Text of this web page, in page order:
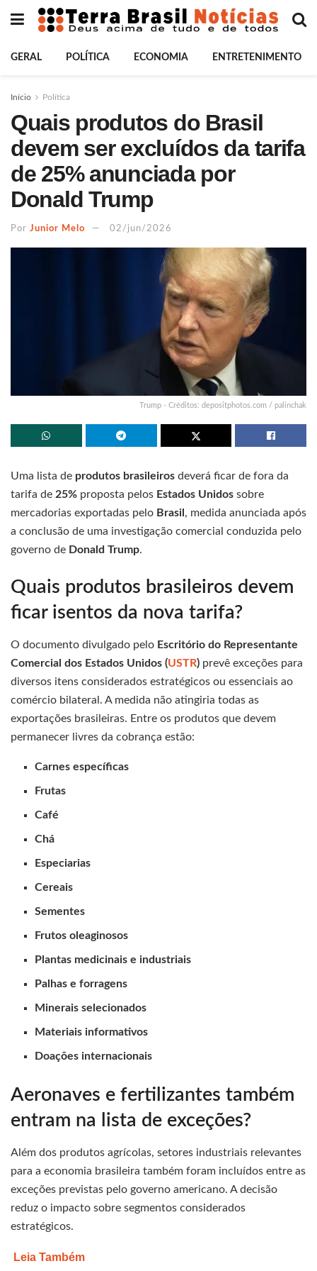
GERAL POLÍTICA ECONOMIA ENTRETENIMENTO
Início Política
Quais produtos do Brasil
devem ser excluídos da tarifa
de 25% anunciada por
Donald Trump
Por Junior Melo 02/jun/2026
Trump - Créditos: depositphotos.com / palinchak
Uma lista de produtos brasileiros deverá ficar de fora da
tarifa de 25% proposta pelos Estados Unidos sobre
mercadorias exportadas pelo Brasil , medida anunciada após
a conclusão de uma investigação comercial conduzida pelo
governo de Donald Trump.
Quais produtos brasileiros devem
ficar isentos da nova tarifa?
O documento divulgado pelo Escritório do Representante
Comercial dos Estados Unidos (USTR) prevê exceções para
diversos itens considerados estratégicos ou essenciais ao
comércio bilateral. A medida não atingiria todas as
exportações brasileiras. Entre os produtos que devem
permanecer livres da cobrança estão:
Carnes específicas
Frutas
Café
Chá
Especiarias
Cereais
Sementes
Frutos oleaginosos
Plantas medicinais e industriais
Palhas e forragens
Minerais selecionados
Materiais informativos
Doações internacionais
Aeronaves e fertilizantes também
entram na lista de exceções?
Além dos produtos agrícolas, setores industriais relevantes
para a economia brasileira também foram incluídos entre as
exceções previstas pelo governo americano. A decisão
reduz o impacto sobre segmentos considerados
estratégicos.
Leia Também